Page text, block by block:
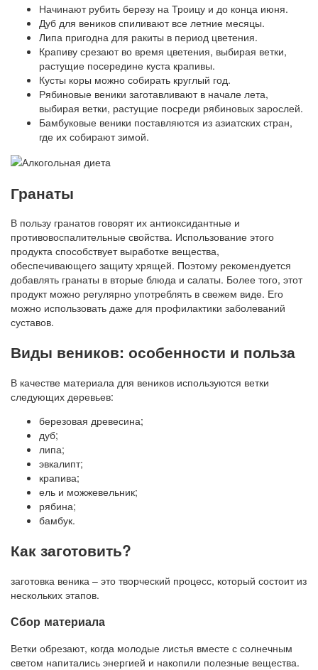
Начинают рубить березу на Троицу и до конца июня.
Дуб для веников спиливают все летние месяцы.
Липа пригодна для ракиты в период цветения.
Крапиву срезают во время цветения, выбирая ветки,
растущие посередине куста крапивы.
Кусты коры можно собирать круглый год.
Рябиновые веники заготавливают в начале лета,
выбирая ветки, растущие посреди рябиновых зарослей.
Бамбуковые веники поставляются из азиатских стран,
где их собирают зимой.
Гранаты
В пользу гранатов говорят их антиоксидантные и
противовоспалительные свойства. Использование этого
продукта способствует выработке вещества,
обеспечивающего защиту хрящей. Поэтому рекомендуется
добавлять гранаты в вторые блюда и салаты. Более того, этот
продукт можно регулярно употреблять в свежем виде. Его
можно использовать даже для профилактики заболеваний
суставов.
Виды веников: особенности и польза
В качестве материала для веников используются ветки
следующих деревьев:
березовая древесина;
дуб;
липа;
эвкалипт;
крапива;
ель и можжевельник;
рябина;
бамбук.
Как заготовить?
заготовка веника – это творческий процесс, который состоит из
нескольких этапов.
Сбор материала
Ветки обрезают, когда молодые листья вместе с солнечным
светом напитались энергией и накопили полезные вещества.